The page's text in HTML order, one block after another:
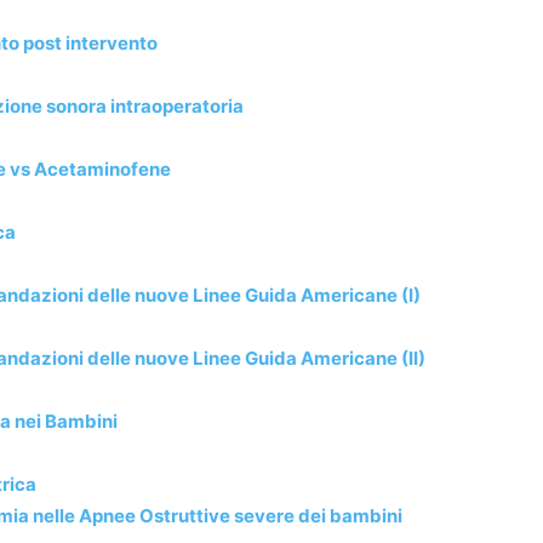
post intervento
sonora intraoperatoria
vs Acetaminofene
delle nuove Linee Guida Americane (I)
delle nuove Linee Guida Americane (II)
nei Bambini
nelle Apnee Ostruttive severe dei bambini